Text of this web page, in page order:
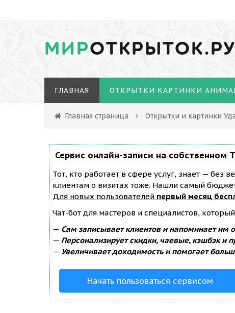
МИРОТКРЫТОК.РУ
ГЛАВНАЯ ОТКРЫТКИ КАРТИНКИ
Главная страница Открытки и картинки
Сервис онлайн-записи на собственном
Тот, кто работает в сфере услуг, знает — без
клиентам о визитах тоже. Нашли самый
Для новых пользователей первый месяц
Чат-бот для мастеров и специалистов,
— Сам записывает клиентов и напоминает им
— Персонализирует скидки, чаевые, кэшбэк и
— Увеличивает доходимость и помогает
Начать пользоваться сервисом